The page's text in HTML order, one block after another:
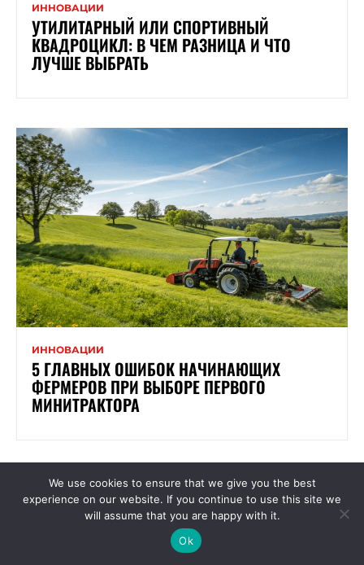
ИННОВАЦИИ
УТИЛИТАРНЫЙ ИЛИ СПОРТИВНЫЙ
КВАДРОЦИКЛ: В ЧЕМ РАЗНИЦА И ЧТО
ЛУЧШЕ ВЫБРАТЬ
ИННОВАЦИИ
5 ГЛАВНЫХ ОШИБОК НАЧИНАЮЩИХ
ФЕРМЕРОВ ПРИ ВЫБОРЕ ПЕРВОГО
МИНИТРАКТОРА
We use cookies to ensure that we give you the best
experience on our website. If you continue to use this site we
will assume that you are happy with it.
Ok